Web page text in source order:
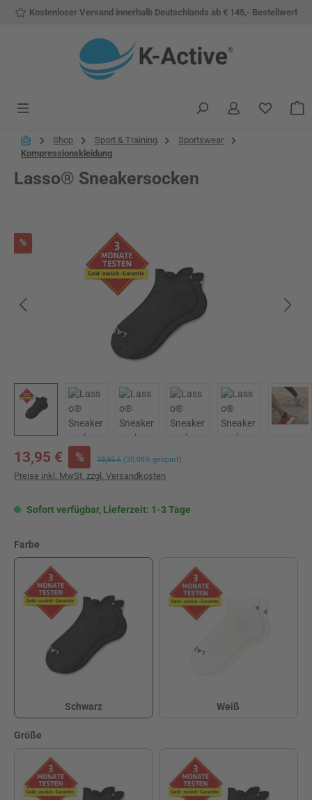
Zum Hauptinhalt springen
Kostenloser Versand innerhalb Deutschlands ab € 145,- Bestellwert
Du
Shop Sport & Training
Sportswear
Kompressionskleidung
Lasso® Sneakersocken
Bildergalerie überspringen
%Rabatt
Verkaufspreis:
13,95 € % Regulärer Preis:
19,95 € (30.08% gespart)
Preise inkl. MwSt. zzgl. Versandkosten
Sofort verfügbar, Lieferzeit: 1-3 Tage
Farbe
Schwarz
Weiß
Größe